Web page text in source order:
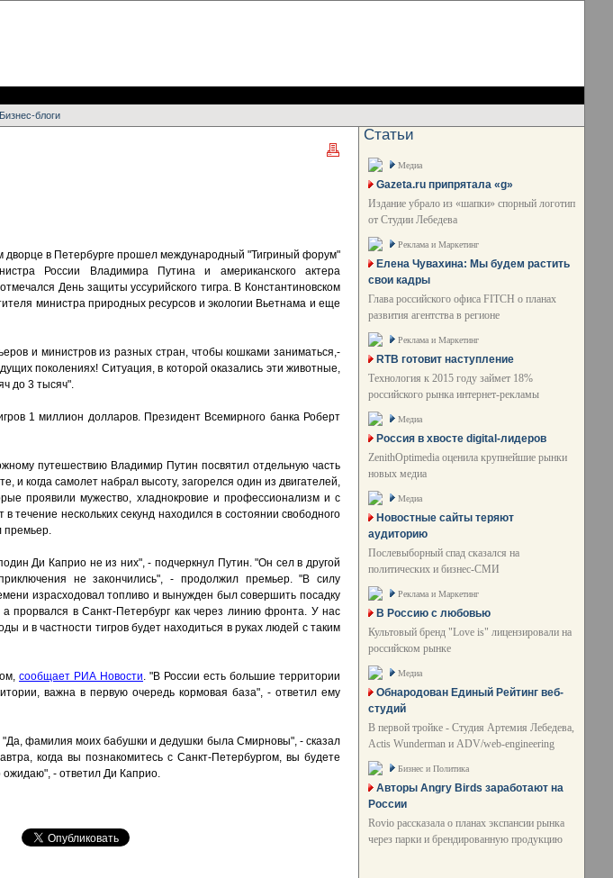
Бизнес-блоги
дворце в Петербурге прошел международный "Тигриный форум"
России Владимира Путина и американского актера
День защиты уссурийского тигра. В Константиновском
министра природных ресурсов и экологии Вьетнама и еще
и министров из разных стран, чтобы кошками заниматься,-
поколениях! Ситуация, в которой оказались эти животные,
до 3 тысяч".
1 миллион долларов. Президент Всемирного банка Роберт
путешествию Владимир Путин посвятил отдельную часть
и когда самолет набрал высоту, загорелся один из двигателей,
проявили мужество, хладнокровие и профессионализм и с
нескольких секунд находился в состоянии свободного
премьер.
Ди Каприо не из них", - подчеркнул Путин. "Он сел в другой
не закончились", - продолжил премьер. "В силу
израсходовал топливо и вынужден был совершить посадку
прорвался в Санкт-Петербург как через линию фронта. У нас
и в частности тигров будет находиться в руках людей с таким
сообщает РИА Новости. "В России есть большие территории
важна в первую очередь кормовая база", - ответил ему
"Да, фамилия моих бабушки и дедушки была Смирновы", - сказал
когда вы познакомитесь с Санкт-Петербургом, вы будете
ожидаю", - ответил Ди Каприо.
Статьи
Медиа
Gazeta.ru припрятала «g»
Издание убрало из «шапки» спорный логотип
от Студии Лебедева
Реклама и Маркетинг
Елена Чувахина: Мы будем растить
свои кадры
Глава российского офиса FITCH о планах
развития агентства в регионе
Реклама и Маркетинг
RTB готовит наступление
Технология к 2015 году займет 18%
российского рынка интернет-рекламы
Медиа
Россия в хвосте digital-лидеров
ZenithOptimedia оценила крупнейшие рынки
новых медиа
Медиа
Новостные сайты теряют
аудиторию
Послевыборный спад сказался на
политических и бизнес-СМИ
Реклама и Маркетинг
В Россию с любовью
Культовый бренд "Love is" лицензировали на
российском рынке
Медиа
Обнародован Единый Рейтинг веб-
студий
В первой тройке - Студия Артемия Лебедева,
Actis Wunderman и ADV/web-engineering
Бизнес и Политика
Авторы Angry Birds заработают на
России
Rovio рассказала о планах экспансии рынка
через парки и брендированную продукцию